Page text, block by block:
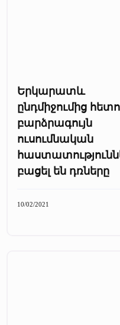
Երկարատև
ընդմիջումից հետո
բարձրագույն
ուսումնական
բացել են դռները
10/02/2021